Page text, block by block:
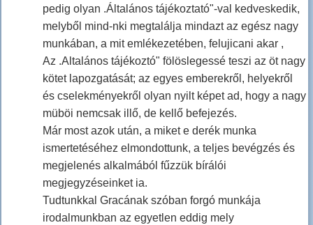
pedig olyan .Általános tájékoztató"-val kedveskedik,
melyből mind-nki megtalálja mindazt az egész nagy
munkában, a mit emlékezetében, felujicani akar ,
Az .Altalános tájékoztó" fölöslegessé teszi az öt nagy
kötet lapozgatását; az egyes emberekről, helyekről
és cselekményekről olyan nyilt képet ad, hogy a nagy
müböi nemcsak illő, de kellő befejezés.
Már most azok után, a miket e derék munka
ismertetéséhez elmondottunk, a teljes bevégzés és
megjelenés alkalmából fűzzük bírálói
megjegyzéseinket ia.
Tudtunkkal Gracának szóban forgó munkája
irodalmunkban az egyetlen eddig mely